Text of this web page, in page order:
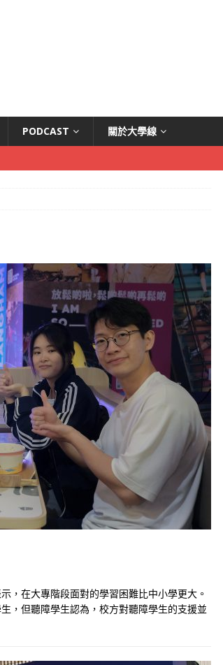
PODCAST 關於大學線
，在大專階段面對的學習困難比中小學更大。
，但聽障學生認為，校方對聽障學生的支援並